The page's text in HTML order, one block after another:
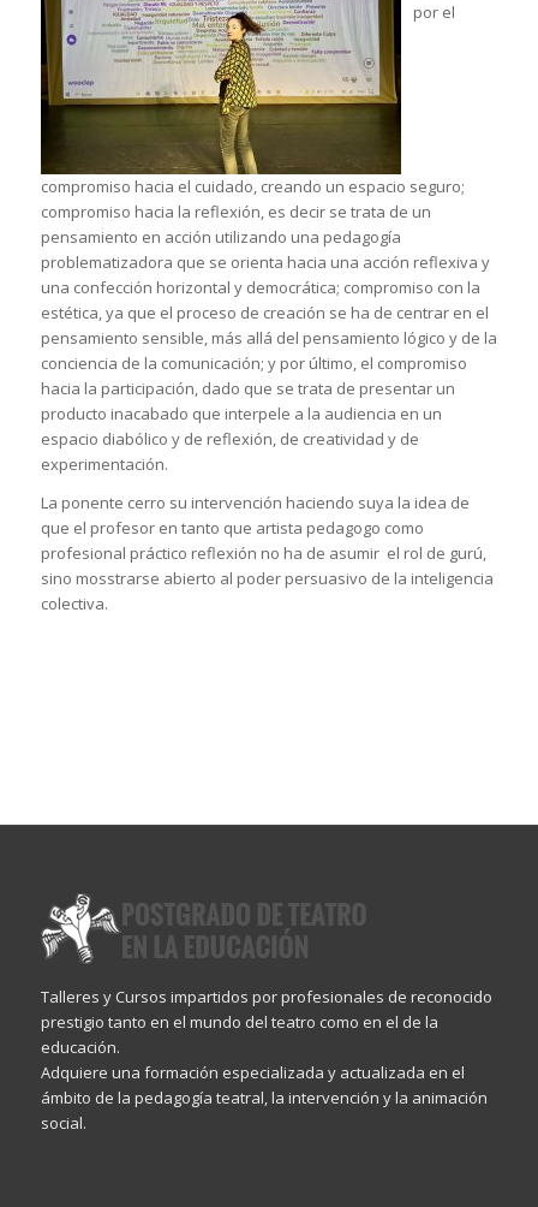
por el
compromiso hacia el cuidado, creando un espacio seguro;
compromiso hacia la reflexión, es decir se trata de un
pensamiento en acción utilizando una pedagogía
problematizadora que se orienta hacia una acción reflexiva y
una confección horizontal y democrática; compromiso con la
estética, ya que el proceso de creación se ha de centrar en el
pensamiento sensible, más allá del pensamiento lógico y de la
conciencia de la comunicación; y por último, el compromiso
hacia la participación, dado que se trata de presentar un
producto inacabado que interpele a la audiencia en un
espacio diabólico y de reflexión, de creatividad y de
experimentación.
La ponente cerro su intervención haciendo suya la idea de
que el profesor en tanto que artista pedagogo como
profesional práctico reflexión no ha de asumir el rol de gurú,
sino mosstrarse abierto al poder persuasivo de la inteligencia
colectiva.
Talleres y Cursos impartidos por profesionales de reconocido
prestigio tanto en el mundo del teatro como en el de la
educación.
Adquiere una formación especializada y actualizada en el
ámbito de la pedagogía teatral, la intervención y la animación
social.